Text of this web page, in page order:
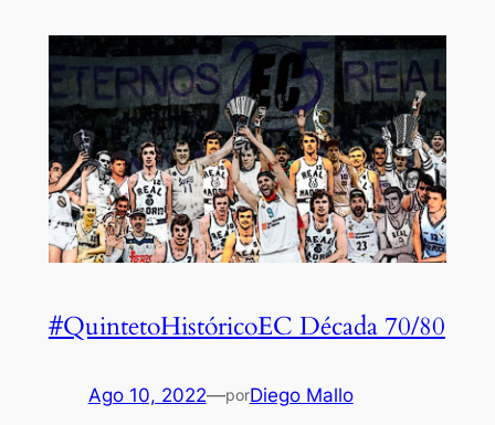
#QuintetoHistóricoEC Década 70/80
Ago 10, 2022—porDiego Mallo